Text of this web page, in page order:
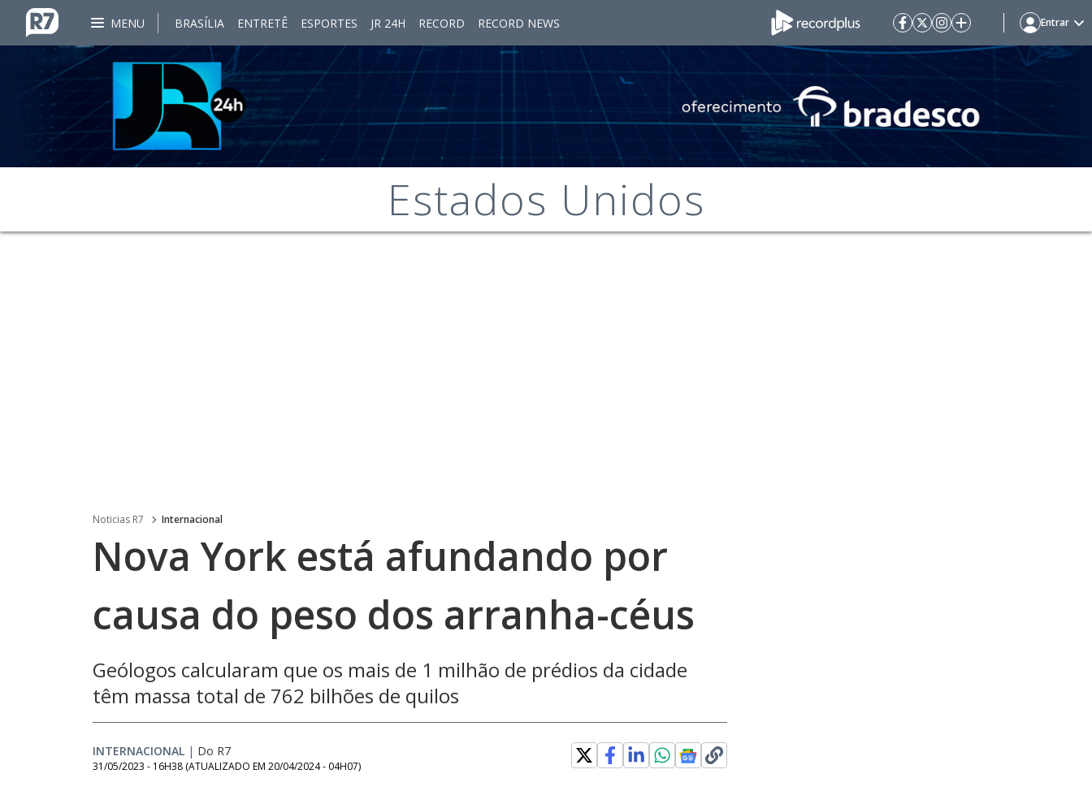
MENU BRASÍLIA ENTRETÊ ESPORTES JR 24H RECORD RECORD NEWS Entrar
Estados Unidos
Noticias R7 Internacional
Nova York está afundando por
causa do peso dos arranha-céus
Geólogos calcularam que os mais de 1 milhão de prédios da cidade
têm massa total de 762 bilhões de quilos
INTERNACIONAL | Do R7
31/05/2023 - 16H38 (ATUALIZADO EM 20/04/2024 - 04H07)